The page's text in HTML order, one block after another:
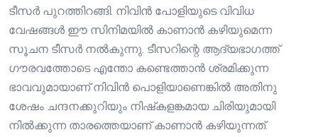
ടീസർ പുറത്തിറങ്ങി. നിവിൻ പോളിയുടെ വിവിധ
വേഷങ്ങൾ ഈ സിനിമയിൽ കാണാൻ കഴിയുമെന്ന
സൂചന ടീസർ നൽകുന്നു. ടീസറിന്റെ ആദ്യഭാഗത്ത്
ഗൗരവത്തോടെ എന്തോ കണ്ടെത്താൻ ശ്രമിക്കുന്ന
ഭാവവുമായാണ് നിവിൻ പൊളിയാണെങ്കിൽ അതിനു
ശേഷം ചന്ദനക്കുറിയും നിഷ്‌കളങ്കമായ ചിരിയുമായി
നിൽക്കുന്ന താരത്തെയാണ് കാണാൻ കഴിയുന്നത്.